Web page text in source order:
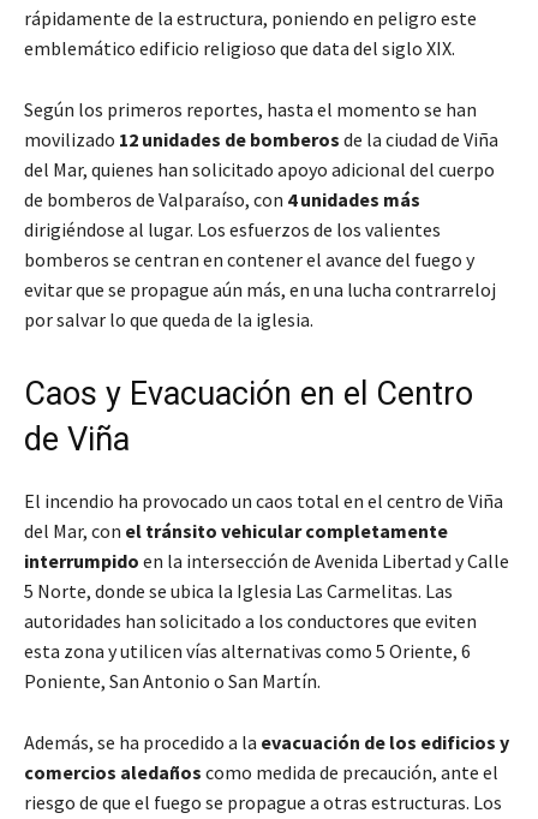
rápidamente de la estructura, poniendo en peligro este
emblemático edificio religioso que data del siglo XIX.
Según los primeros reportes, hasta el momento se han
movilizado 12 unidades de bomberos de la ciudad de Viña
del Mar, quienes han solicitado apoyo adicional del cuerpo
de bomberos de Valparaíso, con 4 unidades más
dirigiéndose al lugar. Los esfuerzos de los valientes
bomberos se centran en contener el avance del fuego y
evitar que se propague aún más, en una lucha contrarreloj
por salvar lo que queda de la iglesia.
Caos y Evacuación en el Centro
de Viña
El incendio ha provocado un caos total en el centro de Viña
del Mar, con el tránsito vehicular completamente
interrumpido en la intersección de Avenida Libertad y Calle
5 Norte, donde se ubica la Iglesia Las Carmelitas. Las
autoridades han solicitado a los conductores que eviten
esta zona y utilicen vías alternativas como 5 Oriente, 6
Poniente, San Antonio o San Martín.
Además, se ha procedido a la evacuación de los edificios y
comercios aledaños como medida de precaución, ante el
riesgo de que el fuego se propague a otras estructuras. Los